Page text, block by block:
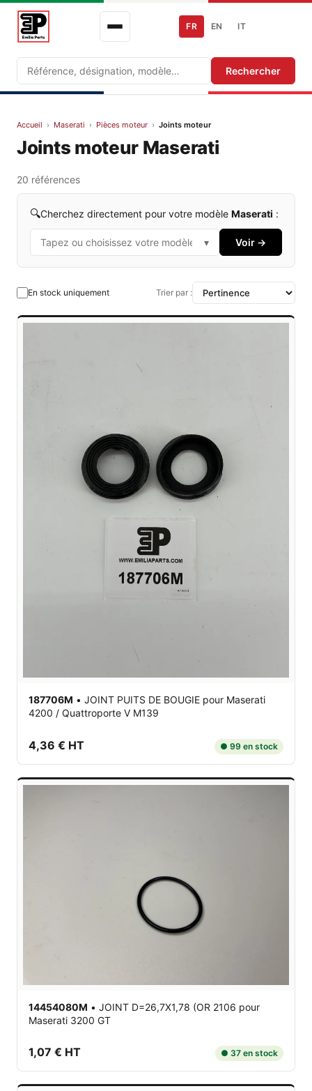
Recherche Rechercher
FR EN IT
Accueil › Maserati › Pièces moteur › Joints moteur
Joints moteur Maserati
20 références
🔍Cherchez directement pour votre modèle Maserati :
▾ Voir →
En stock uniquement Trier par :
187706M • JOINT PUITS DE BOUGIE pour Maserati
4200 / Quattroporte V M139
4,36 € HT ● 99 en stock
14454080M • JOINT D=26,7X1,78 (OR 2106 pour
Maserati 3200 GT
1,07 € HT ● 37 en stock